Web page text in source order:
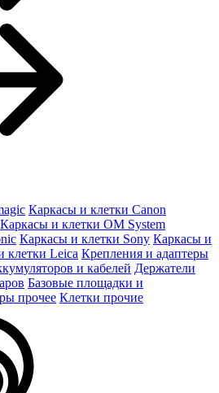
Каркасы и клетки Canon
Каркасы и клетки OM System
Каркасы и клетки Sony Каркасы и
клетки Leica Крепления и адаптеры
и кабелей Держатели
Базовые площадки и
прочее Клетки прочие